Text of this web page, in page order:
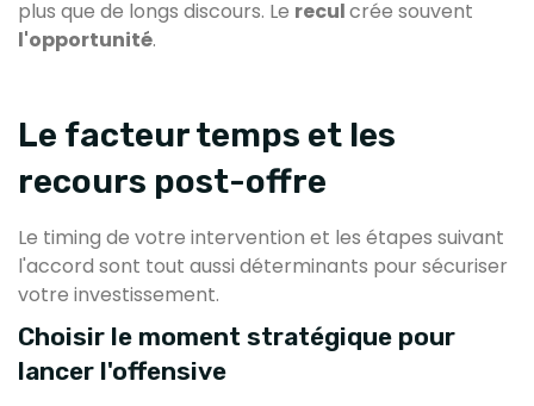
plus que de longs discours. Le reculcrée souvent
l'opportunité.
Le facteur temps et les
recours post-offre
Le timing de votre intervention et les étapes suivant
l'accord sont tout aussi déterminants pour sécuriser
votre investissement.
Choisir le moment stratégique pour
lancer l'offensive